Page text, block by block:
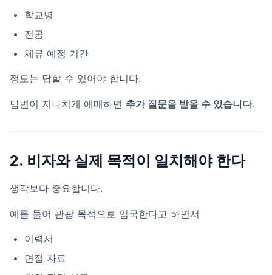
학교명
전공
체류 예정 기간
정도는 답할 수 있어야 합니다.
답변이 지나치게 애매하면 추가 질문을 받을 수 있습니다.
2. 비자와 실제 목적이 일치해야 한다
생각보다 중요합니다.
예를 들어 관광 목적으로 입국한다고 하면서
이력서
면접 자료